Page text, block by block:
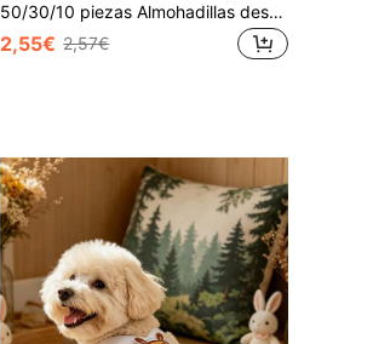
50/30/10 piezas Almohadillas desechables para orinar de perro, pantalones pañal de perro macho/hembra de alta absorción y transpirables, almohadillas cómodas y sanitarias para entrenamiento de cachorros en interiores (estilo aleatorio)
2,55€ 2,57€